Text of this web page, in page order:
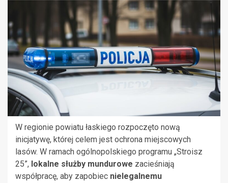
W regionie powiatu łaskiego rozpoczęto nową
inicjatywę, której celem jest ochrona miejscowych
lasów. W ramach ogólnopolskiego programu „Stroisz
25”, lokalne służby mundurowe zacieśniają
współpracę, aby zapobiec nielegalnemu